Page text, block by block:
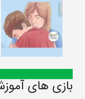
بازی های